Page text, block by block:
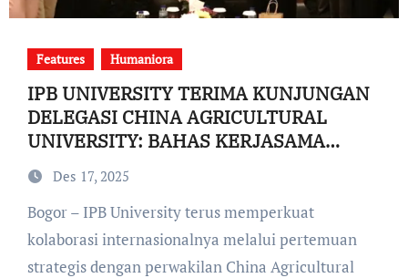
Features Humaniora
IPB UNIVERSITY TERIMA KUNJUNGAN
DELEGASI CHINA AGRICULTURAL
UNIVERSITY: BAHAS KERJASAMA
RISET TRANSFORMASI PERDESAAN
Des 17, 2025
Bogor – IPB University terus memperkuat
kolaborasi internasionalnya melalui pertemuan
strategis dengan perwakilan China Agricultural